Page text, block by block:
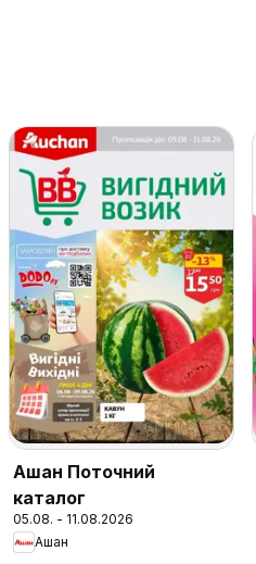
Ашан Поточний
каталог
05.08. - 11.08.2026
Ашан